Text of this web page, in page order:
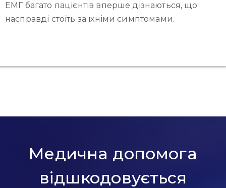
ЕМГ багато пацієнтів вперше дізнаються, що
насправді стоїть за їхніми симптомами.
Медична допомога
відшкодовується